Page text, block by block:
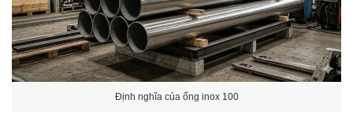
Định nghĩa của ống inox 100